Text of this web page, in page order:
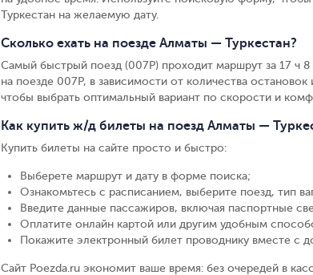
Туркестан на желаемую дату.
Сколько ехать на поезде Алматы — Туркестан?
Самый быстрый поезд (007Р) проходит маршрут за 17 ч
на поезде 007Р, в зависимости от количества
чтобы выбрать оптимальный вариант по скорости и
Как купить ж/д билеты на поезд Алматы —
Купить билеты на сайте просто и быстро:
Выберете маршрут и дату в форме поиска;
Ознакомьтесь с расписанием, выберите поезд, тип
Введите данные пассажиров, включая паспортные
Оплатите онлайн картой или другим удобным
Покажите электронный билет проводнику вместе с
Сайт Poezda.ru экономит ваше время: без очередей в